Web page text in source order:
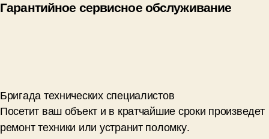
Гарантийное сервисное обслуживание
Бригада технических специалистов
Посетит ваш объект и в кратчайшие сроки произведет
ремонт техники или устранит поломку.